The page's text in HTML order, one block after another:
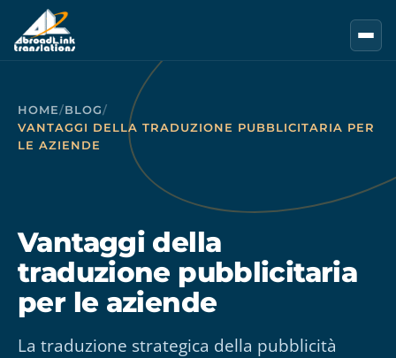
Vai al contenuto principale
HOME/BLOG/
VANTAGGI DELLA TRADUZIONE PUBBLICITARIA PER
LE AZIENDE
Vantaggi della
traduzione pubblicitaria
per le aziende
La traduzione strategica della pubblicità